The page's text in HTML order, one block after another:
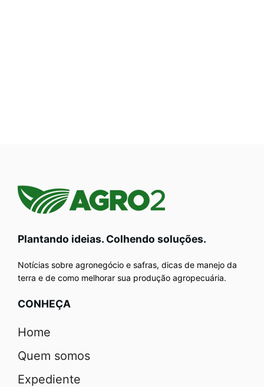
Plantando ideias. Colhendo soluções.
Notícias sobre agronegócio e safras, dicas de manejo da
terra e de como melhorar sua produção agropecuária.
CONHEÇA
Home
Quem somos
Expediente